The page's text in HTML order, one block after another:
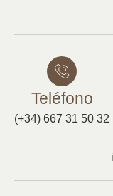
Teléfono
(+34) 667 31 50 32